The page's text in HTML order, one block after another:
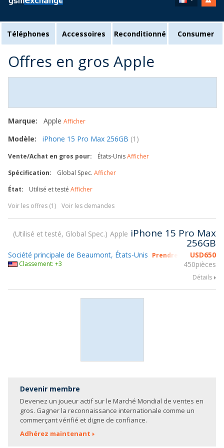
Téléphones Accessoires Reconditionné Consumer
Offres en gros Apple
Marque: Apple Afficher
Modèle: iPhone 15 Pro Max 256GB (1)
Vente/Achat en gros pour: États-UnisAfficher
Spécification:
Global Spec. Afficher
État:
Utilisé et testé Afficher
Voir les offres (1)
Voir les demandes
Utilisé et testé, Global Spec. Apple iPhone 15 Pro Max
256GB
USD650
450pièces
Société principale de Beaumont, États-Unis Prendre part à gsmX
Classement: +3
Détails
Devenir membre
Devenez un joueur actif sur le Marché Mondial de ventes en
gros. Gagner la reconnaissance internationale comme un
commerçant vérifié et digne de confiance.
Adhérez maintenant